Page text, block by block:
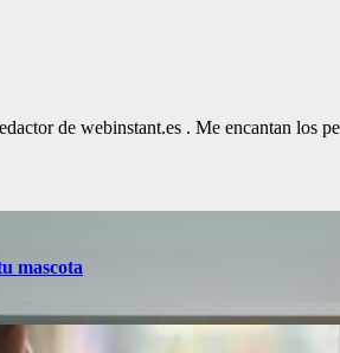
de webinstant.es . Me encantan los
mascota